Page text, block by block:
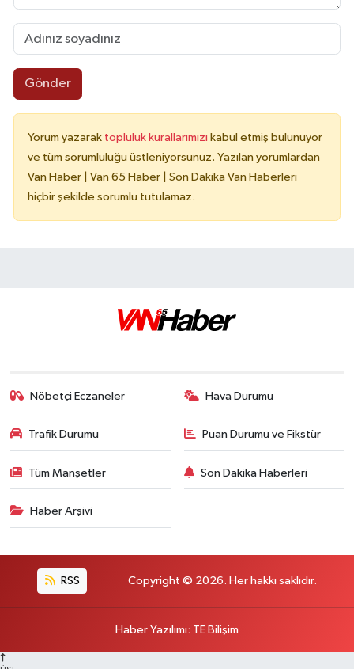
Gönder
Yorum yazarak topluluk kurallarımızı kabul etmiş bulunuyor
ve tüm sorumluluğu üstleniyorsunuz. Yazılan yorumlardan
Van Haber | Van 65 Haber | Son Dakika Van Haberleri
hiçbir şekilde sorumlu tutulamaz.
Nöbetçi Eczaneler Hava Durumu
Trafik Durumu Puan Durumu ve Fikstür
Tüm Manşetler Son Dakika Haberleri
Haber Arşivi
RSS Copyright © 2026. Her hakkı saklıdır.
Haber Yazılımı: TE Bilişim